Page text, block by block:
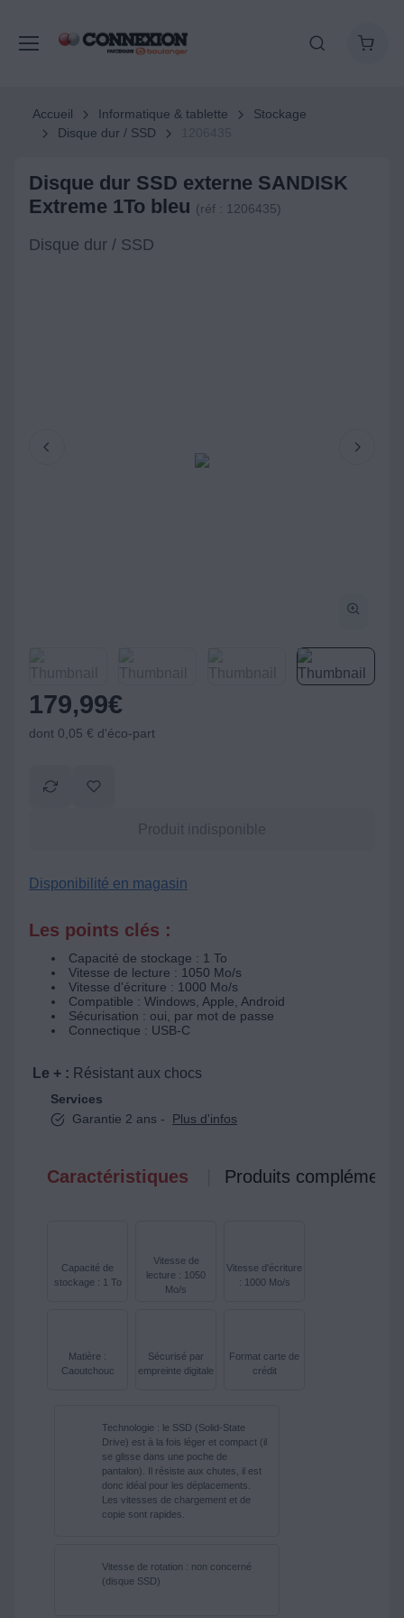
Accueil Informatique & tablette
Stockage
Disque dur / SSD
Disque dur SSD externe SANDISK
Extreme 1To bleu (réf : 1206435)
Disque dur / SSD
179,99€
dont 0,05 € d'éco-part
Produit indisponible
Disponibilité en magasin
Les points clés :
Capacité de stockage : 1 To
Vitesse de lecture : 1050 Mo/s
Vitesse d'écriture : 1000 Mo/s
Compatible : Windows, Apple, Android
Sécurisation : oui, par mot de passe
Connectique : USB-C
Le + : Résistant aux chocs
Services
Garantie 2 ans -
Plus d'infos
Caractéristiques Produits
Capacité de
stockage : 1 To
Vitesse de
lecture : 1050
Mo/s
Vitesse d'écriture
: 1000 Mo/s
Matière :
Caoutchouc
Sécurisé par
empreinte digitale
Format carte de
crédit
Technologie : le SSD (Solid-State
Drive) est à la fois léger et compact (il
se glisse dans une poche de
pantalon). Il résiste aux chutes, il est
donc idéal pour les déplacements.
Les vitesses de chargement et de
copie sont rapides.
Vitesse de rotation : non concerné
(disque SSD)